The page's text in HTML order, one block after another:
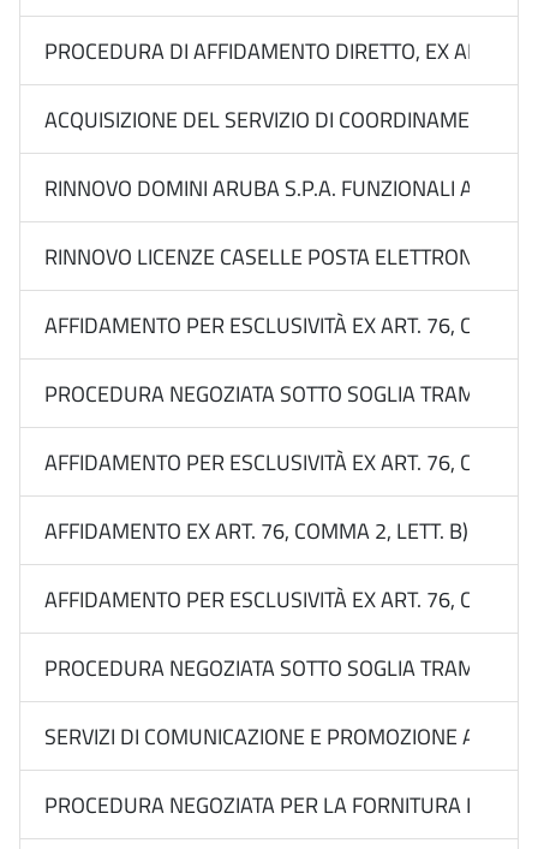
PROCEDURA DI AFFIDAMENTO DIRETTO, EX ART.
ACQUISIZIONE DEL SERVIZIO DI COORDINAMENTO
RINNOVO DOMINI ARUBA S.P.A. FUNZIONALI ALLA
RINNOVO LICENZE CASELLE POSTA ELETTRONICA
AFFIDAMENTO PER ESCLUSIVITÀ EX ART. 76,
PROCEDURA NEGOZIATA SOTTO SOGLIA TRAMITE
AFFIDAMENTO PER ESCLUSIVITÀ EX ART. 76,
AFFIDAMENTO EX ART. 76, COMMA 2, LETT. B) DEL
AFFIDAMENTO PER ESCLUSIVITÀ EX ART. 76,
PROCEDURA NEGOZIATA SOTTO SOGLIA TRAMITE
SERVIZI DI COMUNICAZIONE E PROMOZIONE
PROCEDURA NEGOZIATA PER LA FORNITURA DI